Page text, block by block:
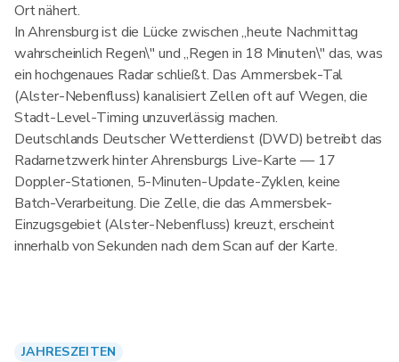
Ort nähert.
In Ahrensburg ist die Lücke zwischen „heute Nachmittag
wahrscheinlich Regen\" und „Regen in 18 Minuten\" das, was
ein hochgenaues Radar schließt. Das Ammersbek-Tal
(Alster-Nebenfluss) kanalisiert Zellen oft auf Wegen, die
Stadt-Level-Timing unzuverlässig machen.
Deutschlands Deutscher Wetterdienst (DWD) betreibt das
Radarnetzwerk hinter Ahrensburgs Live-Karte — 17
Doppler-Stationen, 5-Minuten-Update-Zyklen, keine
Batch-Verarbeitung. Die Zelle, die das Ammersbek-
Einzugsgebiet (Alster-Nebenfluss) kreuzt, erscheint
innerhalb von Sekunden nach dem Scan auf der Karte.
JAHRESZEITEN